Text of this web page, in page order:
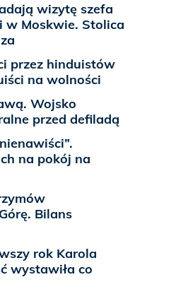
wizytę szefa
Moskwie. Stolica
przez hinduistów
na wolności
Wojsko
przed defiladą
na pokój na
Bilans
rok Karola
wystawiła co